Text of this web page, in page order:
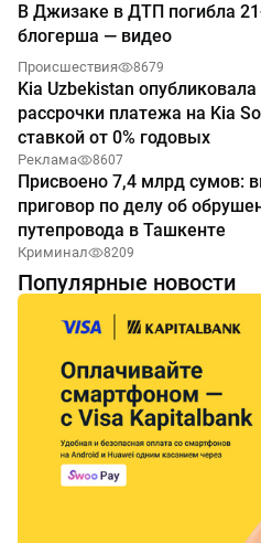
В Джизаке в ДТП погибла
блогерша — видео
Происшествия 8679
Kia Uzbekistan опубликовала
рассрочки платежа на Kia
ставкой от 0% годовых
Реклама 8607
Присвоено 7,4 млрд сумов:
приговор по делу об
путепровода в Ташкенте
Криминал 8209
Популярные новости